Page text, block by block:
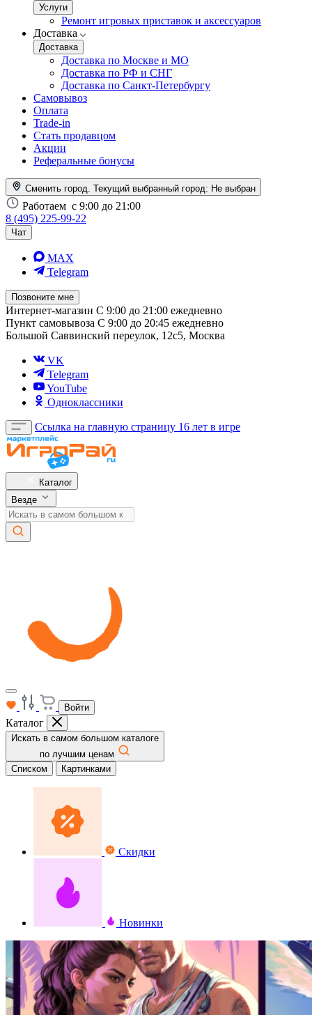
Услуги
Ремонт игровых приставок и аксессуаров
Доставка
Доставка
Доставка по Москве и МО
Доставка по РФ и СНГ
Доставка по Санкт-Петербургу
Самовывоз
Оплата
Trade-in
Стать продавцом
Акции
Реферальные бонусы
Сменить город. Текущий выбранный город: Не выбран
Работаем с 9:00 до 21:00
8 (495) 225-99-22
Чат
MAX
Telegram
Позвоните мне
Интернет-магазин С 9:00 до 21:00 ежедневно
Пункт самовывоза С 9:00 до 20:45 ежедневно
Большой Саввинский переулок, 12с5, Москва
VK
Telegram
YouTube
Одноклассники
Ссылка на главную страницу 16 лет в игре
Каталог
Везде
Войти
Каталог
Искать в самом большом каталоге
по лучшим ценам
Списком
Картинками
Скидки
Новинки